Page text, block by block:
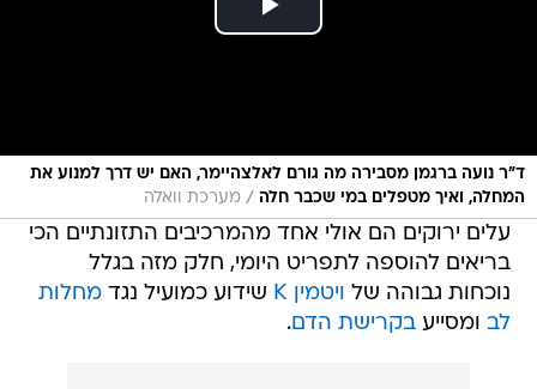
ד"ר נועה ברגמן מסבירה מה גורם לאלצהיימר, האם יש דרך למנוע את
המחלה, ואיך מטפלים במי שכבר חלה / מערכת וואלה
עלים ירוקים הם אולי אחד מהמרכיבים התזונתיים הכי
בריאים להוספה לתפריט היומי, חלק מזה בגלל
נוכחות גבוהה של ויטמין K שידוע כמועיל נגדמחלות
לב ומסייעבקרישת הדם.